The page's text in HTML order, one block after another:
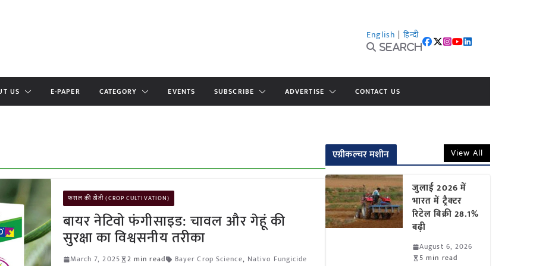
English | हिन्दी
Search
US E-PAPER CATEGORY EVENTS SUBSCRIBE ADVERTISE CONTACT US
फसल की खेती (CROP CULTIVATION)
बायर नेटिवो फंगीसाइड: चावल और गेहूं की
सुरक्षा का विश्वसनीय तरीका
March 7, 2025 2 min read Bayer Crop Science, Nativo Fungicide
एग्रीकल्चर मशीन View All
जुलाई 2026 में
भारत में ट्रैक्टर
रिटेल बिक्री 28.1%
बढ़ी
August 6, 2026
5 min read